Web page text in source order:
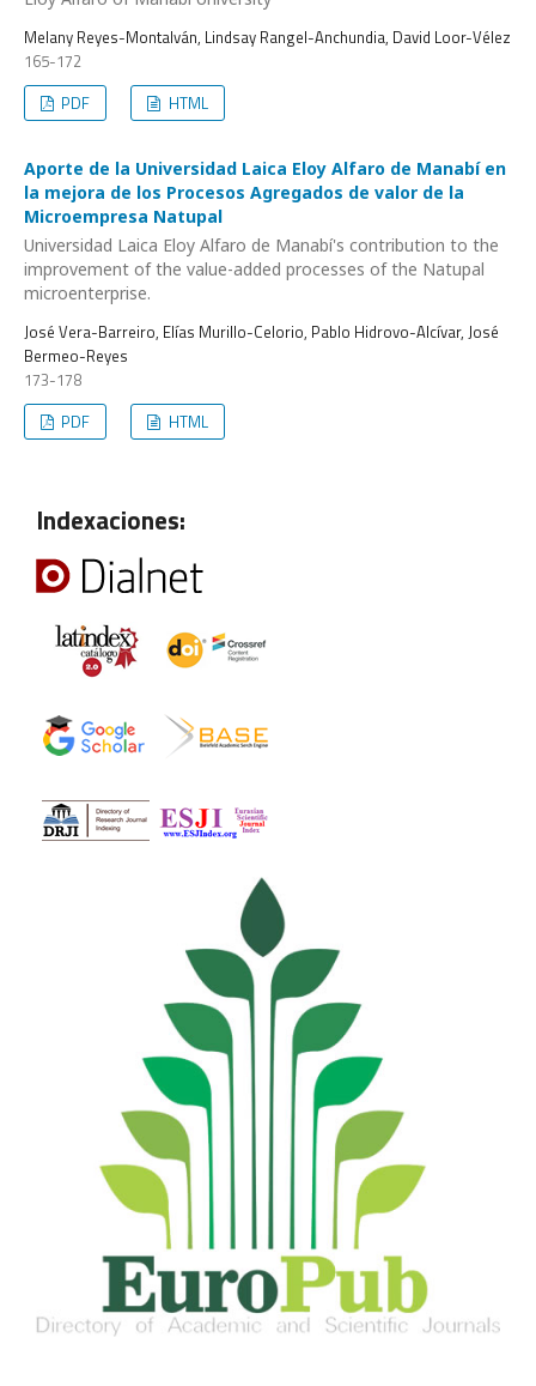
Melany Reyes-Montalván, Lindsay Rangel-Anchundia, David Loor-Vélez
165-172
PDF
HTML
Aporte de la Universidad Laica Eloy Alfaro de Manabí en
la mejora de los Procesos Agregados de valor de la
Microempresa Natupal
Universidad Laica Eloy Alfaro de Manabí's contribution to the
improvement of the value-added processes of the Natupal
microenterprise.
José Vera-Barreiro, Elías Murillo-Celorio, Pablo Hidrovo-Alcívar, José
Bermeo-Reyes
173-178
PDF
HTML
Indexaciones: